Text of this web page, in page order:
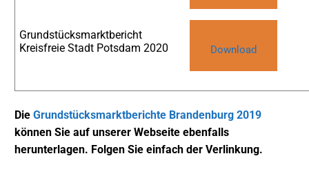
Grundstücksmarktbericht
Kreisfreie Stadt Potsdam 2020
Download
Die Grundstücksmarktberichte Brandenburg 2019
können Sie auf unserer Webseite ebenfalls
herunterlagen. Folgen Sie einfach der Verlinkung.